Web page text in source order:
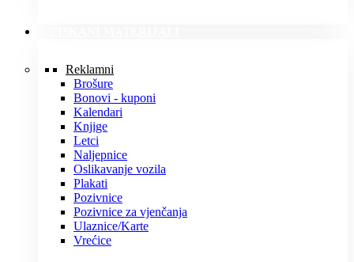
Reklamni
Brošure
Bonovi - kuponi
Kalendari
Knjige
Letci
Naljepnice
Oslikavanje vozila
Plakati
Pozivnice
Pozivnice za vjenčanja
Ulaznice/Karte
Vrećice